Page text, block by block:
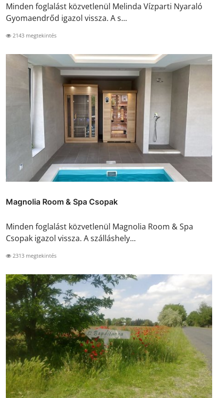
Minden foglalást közvetlenül Melinda Vízparti Nyaraló
Gyomaendrőd igazol vissza. A s...
2143 megtekintés
Magnolia Room & Spa Csopak
Minden foglalást közvetlenül Magnolia Room & Spa
Csopak igazol vissza. A szálláshely...
2313 megtekintés